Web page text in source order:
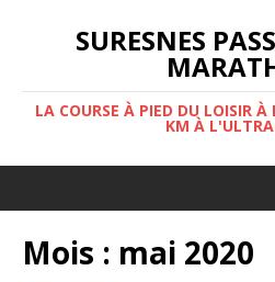
SURESNES
LA COURSE À PIED DU LOISIR
KM À
Mois : mai 2020